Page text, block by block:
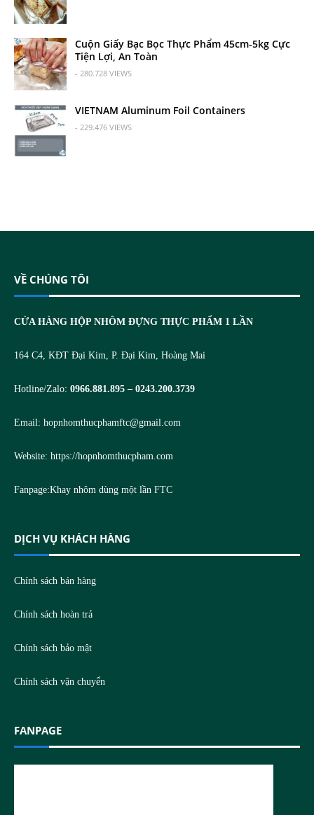
Cuộn Giấy Bạc Bọc Thực Phẩm 45cm-5kg Cực
Tiện Lợi, An Toàn
- 280.728 VIEWS
VIETNAM Aluminum Foil Containers
- 229.476 VIEWS
VỀ CHÚNG TÔI
CỬA HÀNG HỘP NHÔM ĐỰNG THỰC PHẨM 1 LẦN
164 C4, KĐT Đại Kim, P. Đại Kim, Hoàng Mai
Hotline/Zalo: 0966.881.895 – 0243.200.3739
Email: hopnhomthucphamftc@gmail.com
Website: https://hopnhomthucpham.com
Fanpage:Khay nhôm dùng một lần FTC
DỊCH VỤ KHÁCH HÀNG
Chính sách bán hàng
Chính sách hoàn trả
Chính sách bảo mật
Chính sách vận chuyển
FANPAGE